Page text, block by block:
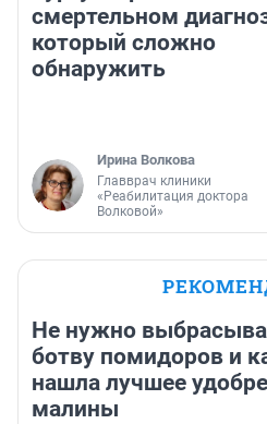
смертельном
который сложно
обнаружить
Ирина Волкова
Главврач клиники
«Реабилитация доктора
Волковой»
Не нужно
ботву помидоров и
нашла лучшее
малины